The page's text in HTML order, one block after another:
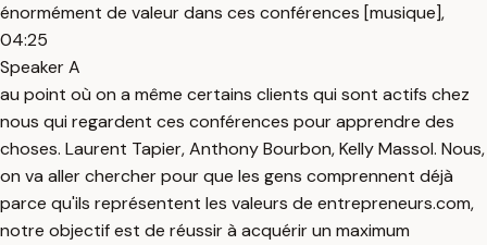
énormément de valeur dans ces conférences [musique],
04:25
Speaker A
au point où on a même certains clients qui sont actifs chez
nous qui regardent ces conférences pour apprendre des
choses. Laurent Tapier, Anthony Bourbon, Kelly Massol. Nous,
on va aller chercher pour que les gens comprennent déjà
parce qu'ils représentent les valeurs de entrepreneurs.com,
notre objectif est de réussir à acquérir un maximum